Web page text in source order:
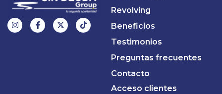
Revolving
Beneficios
Testimonios
Preguntas frecuentes
Contacto
Acceso clientes